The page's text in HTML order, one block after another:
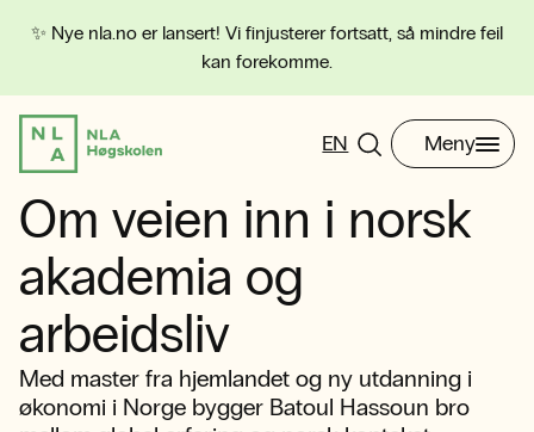
✨ Nye nla.no er lansert! Vi finjusterer fortsatt, så mindre feil
kan forekomme.
EN Meny
Om veien inn i norsk
akademia og
arbeidsliv
Med master fra hjemlandet og ny utdanning i
økonomi i Norge bygger Batoul Hassoun bro